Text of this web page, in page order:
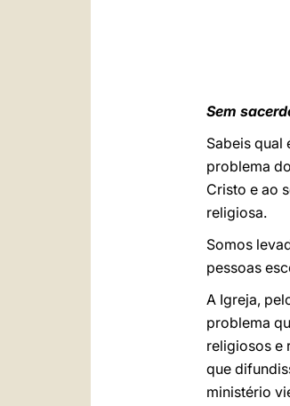
Sem
Sabeis qual
problema
Cristo e ao
religiosa.
Somos
pessoas
A Igreja,
problema
religiosos e
que
ministério